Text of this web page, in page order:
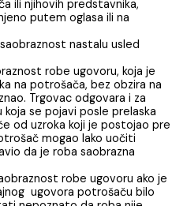
i što potrošač može
na prirodu robe i javna
robe data od strane
ili njihovih predstavnika,
putem oglasa ili na
nastalu usled
robe ugovoru, koja
na potrošača, bez obzira
znao. Trgovac odgovara i za
koja se pojavi posle
od uzroka koji je